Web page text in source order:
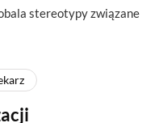
stereotypy związane